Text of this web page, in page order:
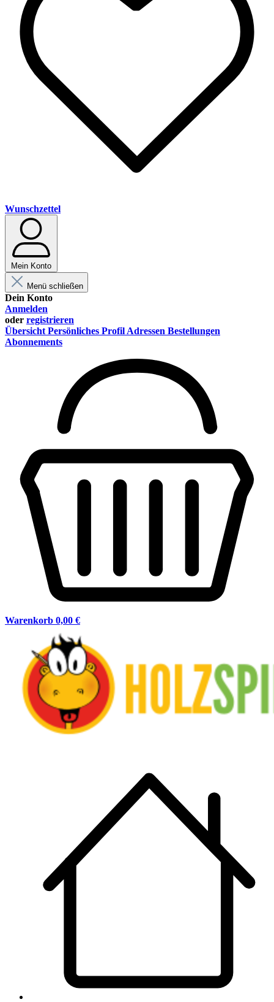
Wunschzettel
Mein Konto
Menü schließen
Dein Konto
Anmelden
oder registrieren
Übersicht Persönliches Profil Adressen Bestellungen
Abonnements
Warenkorb 0,00 €